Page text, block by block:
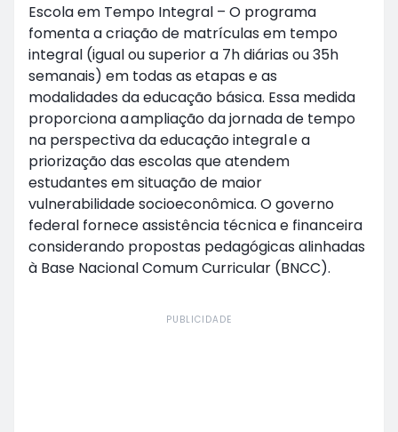
Escola em Tempo Integral – O programa
fomenta a criação de matrículas em tempo
integral (igual ou superior a 7h diárias ou 35h
semanais) em todas as etapas e as
modalidades da educação básica. Essa medida
proporciona a ampliação da jornada de tempo
na perspectiva da educação integral e a
priorização das escolas que atendem
estudantes em situação de maior
vulnerabilidade socioeconômica. O governo
federal fornece assistência técnica e financeira
considerando propostas pedagógicas alinhadas
à Base Nacional Comum Curricular (BNCC).
PUBLICIDADE